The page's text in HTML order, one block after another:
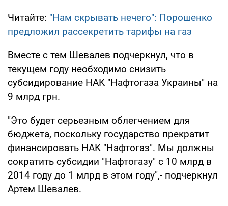
Читайте: "Нам скрывать нечего": Порошенко
предложил рассекретить тарифы на газ
Вместе с тем Шевалев подчеркнул, что в
текущем году необходимо снизить
субсидирование НАК "Нафтогаза Украины" на
9 млрд грн.
"Это будет серьезным облегчением для
бюджета, поскольку государство прекратит
финансировать НАК "Нафтогаз". Мы должны
сократить субсидии "Нафтогазу" с 10 млрд в
2014 году до 1 млрд в этом году",- подчеркнул
Артем Шевалев.